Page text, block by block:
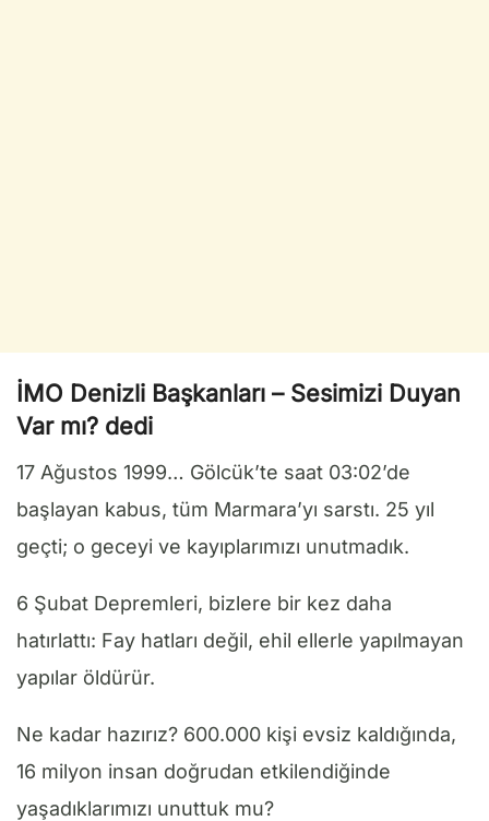
İMO Denizli Başkanları – Sesimizi Duyan
Var mı? dedi
17 Ağustos 1999… Gölcük’te saat 03:02’de
başlayan kabus, tüm Marmara’yı sarstı. 25 yıl
geçti; o geceyi ve kayıplarımızı unutmadık.
6 Şubat Depremleri, bizlere bir kez daha
hatırlattı: Fay hatları değil, ehil ellerle yapılmayan
yapılar öldürür.
Ne kadar hazırız? 600.000 kişi evsiz kaldığında,
16 milyon insan doğrudan etkilendiğinde
yaşadıklarımızı unuttuk mu?